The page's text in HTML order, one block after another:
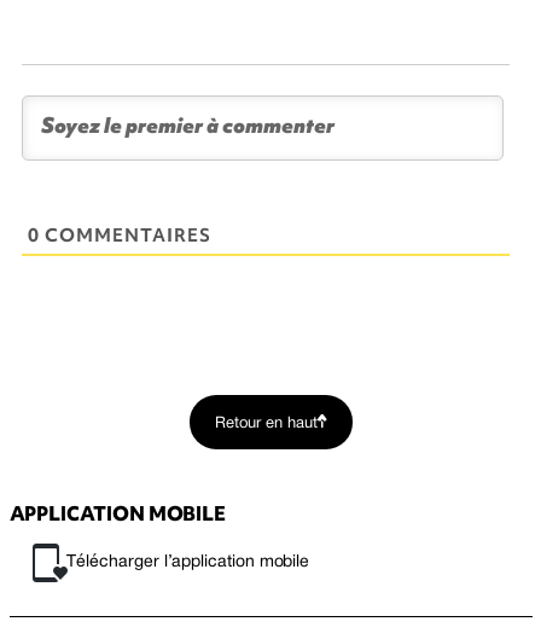
0 COMMENTAIRES
Retour en haut
APPLICATION MOBILE
Télécharger l’application mobile